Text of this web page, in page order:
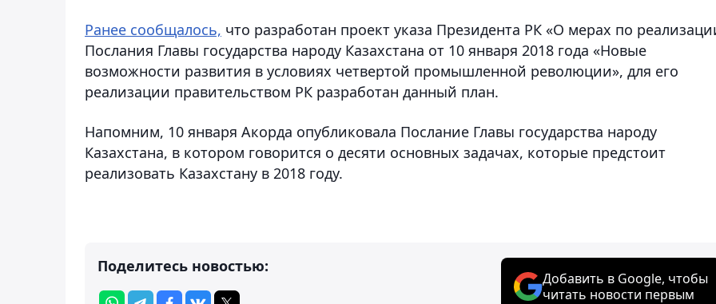
Ранее сообщалось, что разработан проект указа Президента РК «О мерах по
Послания Главы государства народу Казахстана от 10 января 2018 года «Новые
возможности развития в условиях четвертой промышленной революции», для его
реализации правительством РК разработан данный план.
Напомним, 10 января Акорда опубликовала Послание Главы государства народу
Казахстана, в котором говорится о десяти основных задачах, которые предстоит
реализовать Казахстану в 2018 году.
Поделитесь новостью:
Добавить в Google, чтобы
читать новости первым